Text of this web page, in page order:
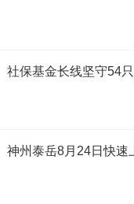
社保基金长线坚守54只
神州泰岳8月24日快速